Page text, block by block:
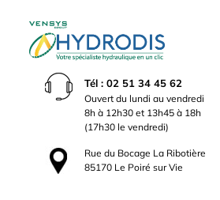
Tél : 02 51 34 45 62
Ouvert du lundi au vendredi
8h à 12h30 et 13h45 à 18h
(17h30 le vendredi)
Rue du Bocage La Ribotière
85170 Le Poiré sur Vie